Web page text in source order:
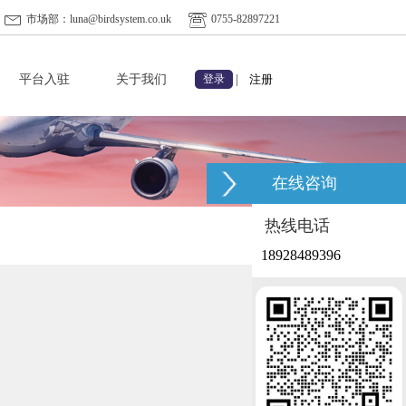
市场部：luna@birdsystem.co.uk 0755-82897221
平台入驻 关于我们 登录 | 注册
在线咨询
热线电话
18928489396